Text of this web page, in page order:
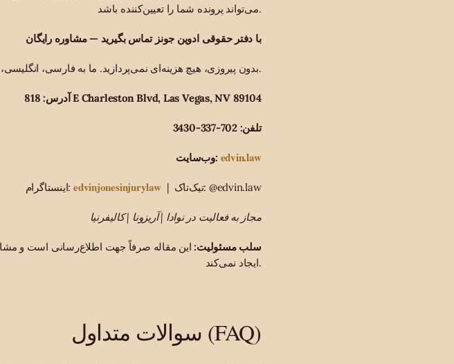
می‌تواند پرونده شما را تعیین‌کننده باشد.
با دفتر حقوقی ادوین جونز تماس بگیرید — مشاوره رایگان
بدون پیروزی، هیچ هزینه‌ای نمی‌پردازید. ما به فارسی، انگلیسی، ترکی، روسی و عربی صحبت می‌کنیم.
آدرس: 818 E Charleston Blvd, Las Vegas, NV 89104
تلفن: 702-337-3430
وب‌سایت: edvin.law
اینستاگرام:edvinjonesinjurylaw | تیک‌تاک: @edvin.law
مجاز به فعالیت در نوادا | آریزونا | کالیفرنیا
سلب مسئولیت: این مقاله صرفاً جهت اطلاع‌رسانی است و
ایجاد نمی‌کند.
سوالات متداول (FAQ)